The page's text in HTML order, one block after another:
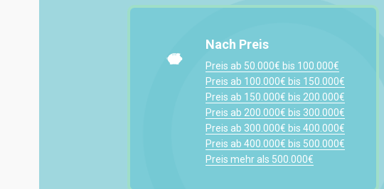
Nach Preis
Preis ab 50.000€ bis 100.000€
Preis ab 100.000€ bis 150.000€
Preis ab 150.000€ bis 200.000€
Preis ab 200.000€ bis 300.000€
Preis ab 300.000€ bis 400.000€
Preis ab 400.000€ bis 500.000€
Preis mehr als 500.000€